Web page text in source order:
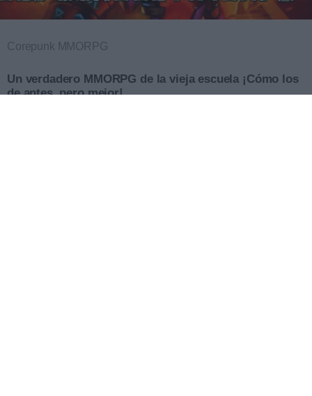
Corepunk MMORPG
Un verdadero MMORPG de la vieja escuela ¡Cómo los
de antes, pero mejor!